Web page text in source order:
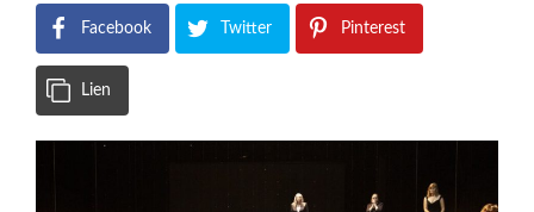
Facebook Twitter Pinterest
Lien